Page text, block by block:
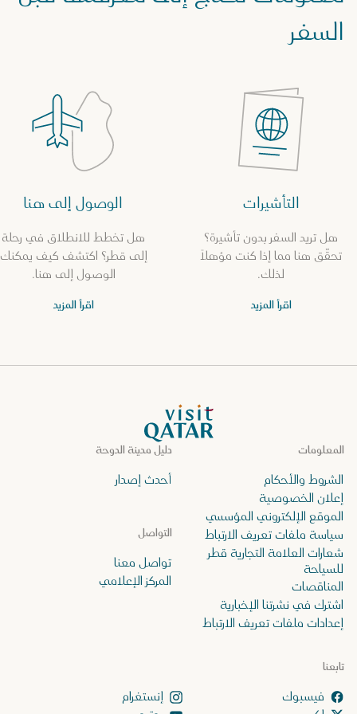
السفر
التأشيرات
هل تريد السفر بدون تأشيرة؟
تحقّق هنا مما إذا كنت مؤهلاً
لذلك.
اقرأ المزيد
الوصول إلى هنا
هل تخطط للانطلاق في رحلة
إلى قطر؟ اكتشف كيف يمكنك
الوصول إلى هنا.
اقرأ المزيد
الصفحة الرئيسية لموقع VisitQatar
دليل مدينة الدوحة
أحدث إصدار
تابعنا
إنستغرام
التواصل
تواصل معنا
المركز الإعلامي
المعلومات
الشروط والأحكام
إعلان الخصوصية
الموقع الإلكتروني المؤسسي
سياسة ملفات تعريف الارتباط
شعارات العلامة التجارية قطر
للسياحة
المناقصات
اشترك في نشرتنا الإخبارية
إعدادات ملفات تعريف الارتباط